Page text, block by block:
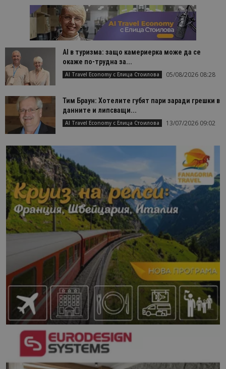
AI в туризма: защо камериерка може да се
окаже по-трудна за...
AI Travel Economy с Елица Стоилова 05/08/2026 08:28
Тим Браун: Хотелите губят пари заради грешки в
данните и липсващи...
AI Travel Economy с Елица Стоилова 13/07/2026 09:02